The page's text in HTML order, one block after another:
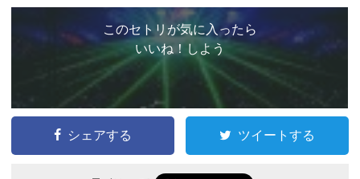
このセトリが気に入ったら
いいね！しよう
シェアする ツイートする